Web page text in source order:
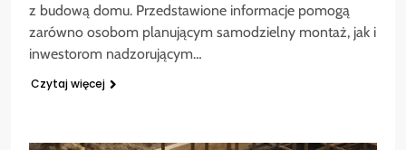
z budową domu. Przedstawione informacje pomogą
zarówno osobom planującym samodzielny montaż, jak i
inwestorom nadzorującym…
Czytaj więcej